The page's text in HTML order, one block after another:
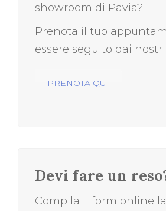
showroom di Pavia?
Prenota il tuo
essere seguito dai
PRENOTA QUI
Devi fare un
Compila il form online